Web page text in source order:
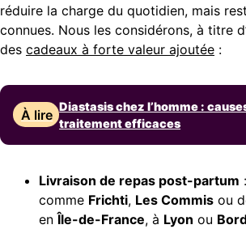
réduire la charge du quotidien, mais
connues. Nous les considérons, à titre
des cadeaux à forte valeur ajoutée :
À lire
Diastasis chez l’homme :
traitement efficaces
Livraison de repas post-partum
comme Frichti, Les Commis ou
enÎle-de-France, à Lyon ou